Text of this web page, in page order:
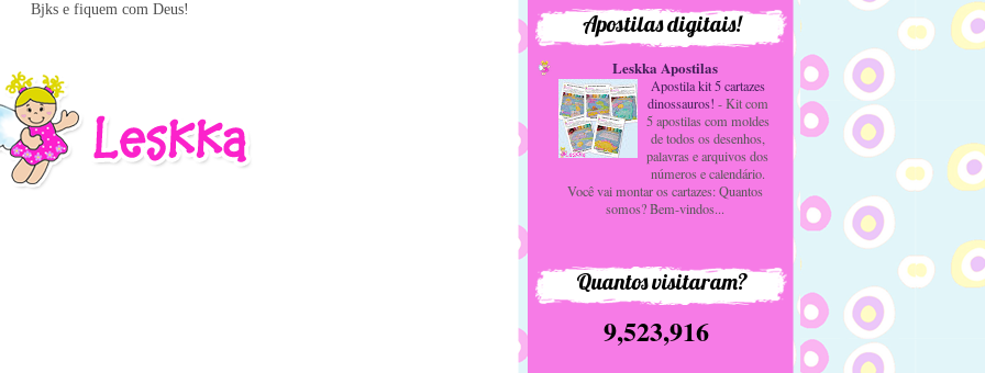
Bjks e fiquem com Deus! Apostilas digitais!
Leskka Apostilas
Apostila kit 5 cartazes
dinossauros! -Kit com
5 apostilas com moldes
de todos os desenhos,
palavras e arquivos dos
números e calendário.
Você vai montar os cartazes: Quantos
somos? Bem-vindos...
Quantos visitaram?
9,523,916